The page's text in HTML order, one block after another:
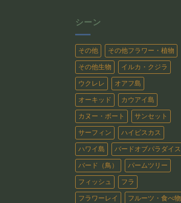
シーン
その他 その他フラワー・植物
その他生物 イルカ・クジラ
ウクレレ オアフ島
オーキッド カウアイ島
カヌー・ボート サンセット
サーフィン ハイビスカス
ハワイ島 バードオブパラダイス
バード（鳥） パームツリー
フィッシュ フラ
フラワーレイ フルーツ・食べ物